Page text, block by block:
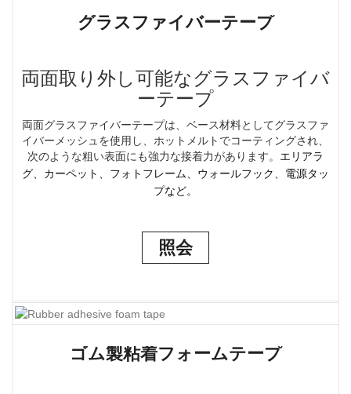
グラスファイバーテープ
両面取り外し可能なグラスファイバ
ーテープ
両面グラスファイバーテープは、ベース材料としてグラスファ
イバーメッシュを使用し、ホットメルトでコーティングされ、
次のような粗い表面にも強力な接着力があります。 エリアラ
グ、カーペット、フォトフレーム、ウォールフック、電源タッ
プなど。
照会
ゴム製粘着フォームテープ